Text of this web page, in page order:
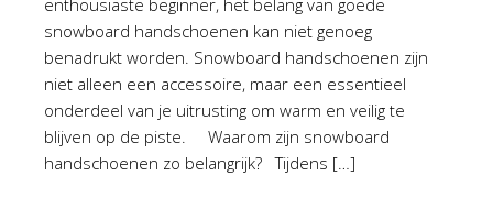
enthousiaste beginner, het belang van goede
snowboard handschoenen kan niet genoeg
benadrukt worden. Snowboard handschoenen zijn
niet alleen een accessoire, maar een essentieel
onderdeel van je uitrusting om warm en veilig te
blijven op de piste. Waarom zijn snowboard
handschoenen zo belangrijk? Tijdens […]